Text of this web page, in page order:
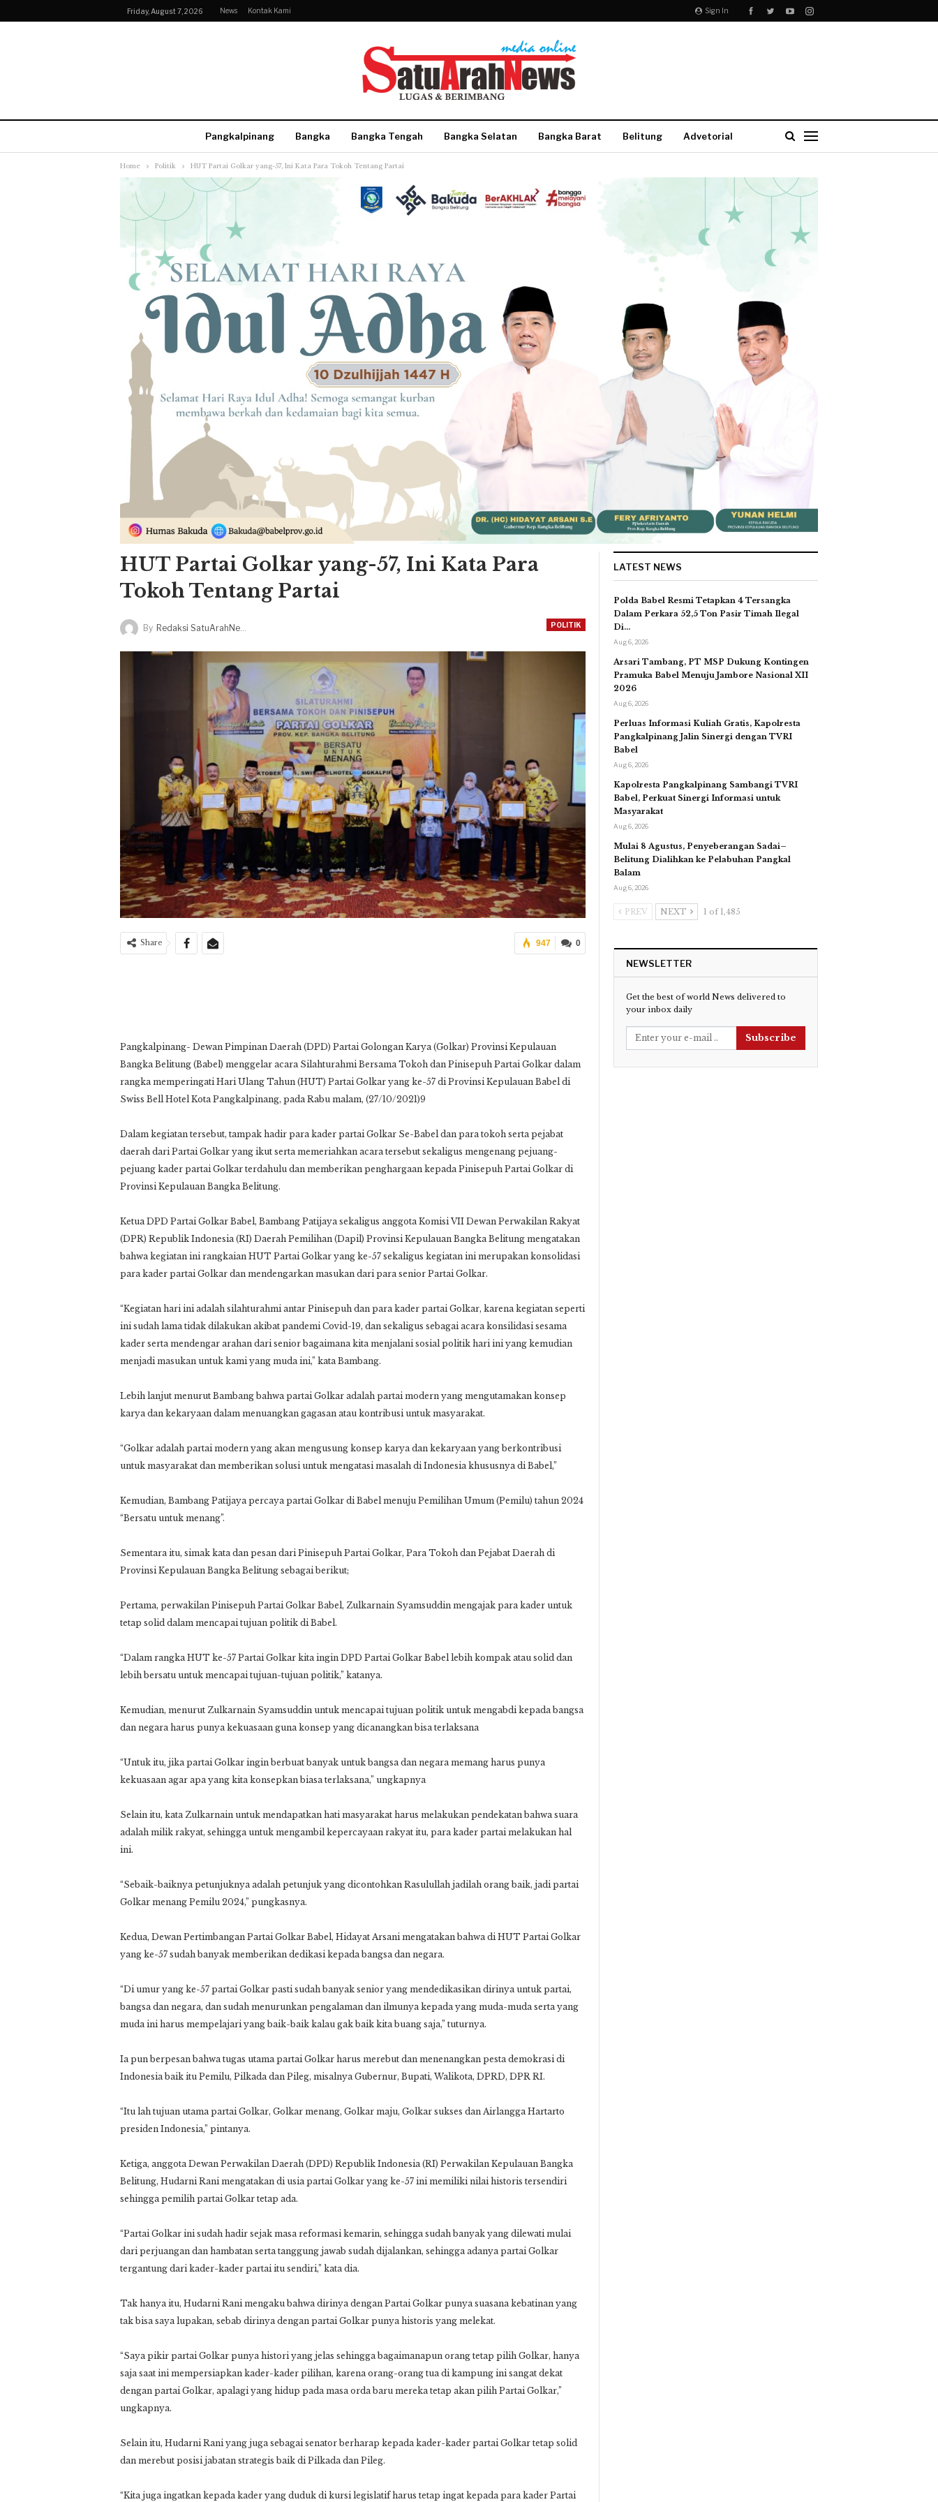
Sign In
Friday, August 7, 2026 News Kontak Kami
Pangkalpinang Bangka Bangka Tengah Bangka Selatan Bangka Barat Belitung Advetorial
Home Politik HUT Partai Golkar yang-57, Ini Kata Para Tokoh Tentang Partai
HUT Partai Golkar yang-57, Ini Kata Para
Tokoh Tentang Partai
POLITIK
By Redaksi SatuArahNews
0
947
Share
Pangkalpinang- Dewan Pimpinan Daerah (DPD) Partai Golongan Karya (Golkar) Provinsi Kepulauan
Bangka Belitung (Babel) menggelar acara Silahturahmi Bersama Tokoh dan Pinisepuh Partai Golkar dalam
rangka memperingati Hari Ulang Tahun (HUT) Partai Golkar yang ke-57 di Provinsi Kepulauan Babel di
Swiss Bell Hotel Kota Pangkalpinang, pada Rabu malam, (27/10/2021)9
Dalam kegiatan tersebut, tampak hadir para kader partai Golkar Se-Babel dan para tokoh serta pejabat
daerah dari Partai Golkar yang ikut serta memeriahkan acara tersebut sekaligus mengenang pejuang-
pejuang kader partai Golkar terdahulu dan memberikan penghargaan kepada Pinisepuh Partai Golkar di
Provinsi Kepulauan Bangka Belitung.
Ketua DPD Partai Golkar Babel, Bambang Patijaya sekaligus anggota Komisi VII Dewan Perwakilan Rakyat
(DPR) Republik Indonesia (RI) Daerah Pemilihan (Dapil) Provinsi Kepulauan Bangka Belitung mengatakan
bahwa kegiatan ini rangkaian HUT Partai Golkar yang ke-57 sekaligus kegiatan ini merupakan konsolidasi
para kader partai Golkar dan mendengarkan masukan dari para senior Partai Golkar.
“Kegiatan hari ini adalah silahturahmi antar Pinisepuh dan para kader partai Golkar, karena kegiatan seperti
ini sudah lama tidak dilakukan akibat pandemi Covid-19, dan sekaligus sebagai acara konsilidasi sesama
kader serta mendengar arahan dari senior bagaimana kita menjalani sosial politik hari ini yang kemudian
menjadi masukan untuk kami yang muda ini,” kata Bambang.
Lebih lanjut menurut Bambang bahwa partai Golkar adalah partai modern yang mengutamakan konsep
karya dan kekaryaan dalam menuangkan gagasan atau kontribusi untuk masyarakat.
“Golkar adalah partai modern yang akan mengusung konsep karya dan kekaryaan yang berkontribusi
untuk masyarakat dan memberikan solusi untuk mengatasi masalah di Indonesia khususnya di Babel,”
Kemudian, Bambang Patijaya percaya partai Golkar di Babel menuju Pemilihan Umum (Pemilu) tahun 2024
“Bersatu untuk menang”.
Sementara itu, simak kata dan pesan dari Pinisepuh Partai Golkar, Para Tokoh dan Pejabat Daerah di
Provinsi Kepulauan Bangka Belitung sebagai berikut;
Pertama, perwakilan Pinisepuh Partai Golkar Babel, Zulkarnain Syamsuddin mengajak para kader untuk
tetap solid dalam mencapai tujuan politik di Babel.
“Dalam rangka HUT ke-57 Partai Golkar kita ingin DPD Partai Golkar Babel lebih kompak atau solid dan
lebih bersatu untuk mencapai tujuan-tujuan politik,” katanya.
Kemudian, menurut Zulkarnain Syamsuddin untuk mencapai tujuan politik untuk mengabdi kepada bangsa
dan negara harus punya kekuasaan guna konsep yang dicanangkan bisa terlaksana
“Untuk itu, jika partai Golkar ingin berbuat banyak untuk bangsa dan negara memang harus punya
kekuasaan agar apa yang kita konsepkan biasa terlaksana,” ungkapnya
Selain itu, kata Zulkarnain untuk mendapatkan hati masyarakat harus melakukan pendekatan bahwa suara
adalah milik rakyat, sehingga untuk mengambil kepercayaan rakyat itu, para kader partai melakukan hal
ini.
“Sebaik-baiknya petunjuknya adalah petunjuk yang dicontohkan Rasulullah jadilah orang baik, jadi partai
Golkar menang Pemilu 2024,” pungkasnya.
Kedua, Dewan Pertimbangan Partai Golkar Babel, Hidayat Arsani mengatakan bahwa di HUT Partai Golkar
yang ke-57 sudah banyak memberikan dedikasi kepada bangsa dan negara.
“Di umur yang ke-57 partai Golkar pasti sudah banyak senior yang mendedikasikan dirinya untuk partai,
bangsa dan negara, dan sudah menurunkan pengalaman dan ilmunya kepada yang muda-muda serta yang
muda ini harus mempelajari yang baik-baik kalau gak baik kita buang saja,” tuturnya.
Ia pun berpesan bahwa tugas utama partai Golkar harus merebut dan menenangkan pesta demokrasi di
Indonesia baik itu Pemilu, Pilkada dan Pileg, misalnya Gubernur, Bupati, Walikota, DPRD, DPR RI.
“Itu lah tujuan utama partai Golkar, Golkar menang, Golkar maju, Golkar sukses dan Airlangga Hartarto
presiden Indonesia,” pintanya.
Ketiga, anggota Dewan Perwakilan Daerah (DPD) Republik Indonesia (RI) Perwakilan Kepulauan Bangka
Belitung, Hudarni Rani mengatakan di usia partai Golkar yang ke-57 ini memiliki nilai historis tersendiri
sehingga pemilih partai Golkar tetap ada.
“Partai Golkar ini sudah hadir sejak masa reformasi kemarin, sehingga sudah banyak yang dilewati mulai
dari perjuangan dan hambatan serta tanggung jawab sudah dijalankan, sehingga adanya partai Golkar
tergantung dari kader-kader partai itu sendiri,” kata dia.
Tak hanya itu, Hudarni Rani mengaku bahwa dirinya dengan Partai Golkar punya suasana kebatinan yang
tak bisa saya lupakan, sebab dirinya dengan partai Golkar punya historis yang melekat.
“Saya pikir partai Golkar punya histori yang jelas sehingga bagaimanapun orang tetap pilih Golkar, hanya
saja saat ini mempersiapkan kader-kader pilihan, karena orang-orang tua di kampung ini sangat dekat
dengan partai Golkar, apalagi yang hidup pada masa orda baru mereka tetap akan pilih Partai Golkar,”
ungkapnya.
Selain itu, Hudarni Rani yang juga sebagai senator berharap kepada kader-kader partai Golkar tetap solid
dan merebut posisi jabatan strategis baik di Pilkada dan Pileg.
“Kita juga ingatkan kepada kader yang duduk di kursi legislatif harus tetap ingat kepada para kader Partai
LATEST NEWS
Polda Babel Resmi Tetapkan 4 Tersangka
Dalam Perkara 52,5 Ton Pasir Timah Ilegal
Di…
Aug 6, 2026
Arsari Tambang, PT MSP Dukung Kontingen
Pramuka Babel Menuju Jambore Nasional XII
2026
Aug 6, 2026
Perluas Informasi Kuliah Gratis, Kapolresta
Pangkalpinang Jalin Sinergi dengan TVRI
Babel
Aug 6, 2026
Kapolresta Pangkalpinang Sambangi TVRI
Babel, Perkuat Sinergi Informasi untuk
Masyarakat
Aug 6, 2026
Mulai 8 Agustus, Penyeberangan Sadai–
Belitung Dialihkan ke Pelabuhan Pangkal
Balam
Aug 6, 2026
PREV NEXT 1 of 1,485
NEWSLETTER
Get the best of world News delivered to
your inbox daily
Subscribe